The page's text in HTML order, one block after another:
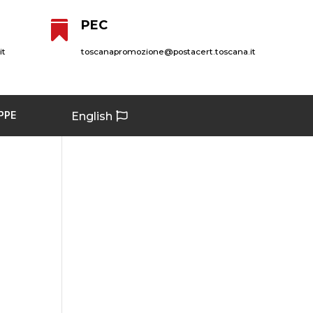
 PEC
toscanapromozione@postacert.toscana.it
English